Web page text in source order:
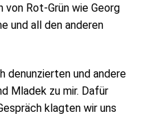
Rot-Grün wie Georg
und all den anderen
denunzierten und andere
Mladek zu mir. Dafür
klagten wir uns